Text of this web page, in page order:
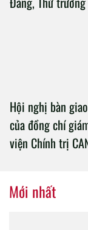
Hội nghị bàn
của đồng chí
viện Chính trị
Mới nhất